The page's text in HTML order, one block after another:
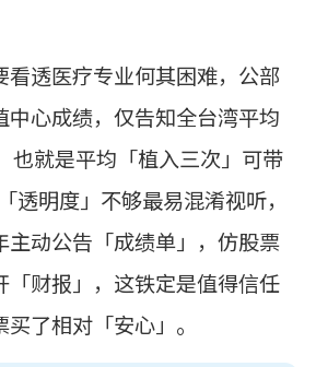
看透医疗专业何其困难，公部
中心成绩，仅告知全台湾平均
也就是平均「植入三次」可带
透明度」不够最易混淆视听，
主动公告「成绩单」，仿股票
「财报」，这铁定是值得信任
了相对「安心」。